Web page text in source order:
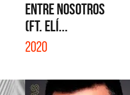
ENTRE NOSOTROS
(FT. ELÍ...
2020